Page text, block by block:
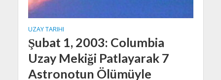
UZAY TARIHI
Şubat 1, 2003: Columbia
Uzay Mekiği Patlayarak 7
Astronotun Ölümüyle